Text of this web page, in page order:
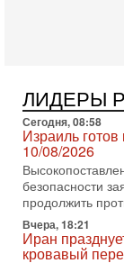
Ситуация
достигла точки
освобождающий
3-08-2026, 17:18
Хватит
Израиль
В эфире
ЦАХАЛа в
Ведет
3-08-2026, 15:23
ЛИДЕРЫ
Сегодня, 08:58
Израиль
10/08/2026
безопасности
продолжить
Вчера, 18:21
Иран
кровавый